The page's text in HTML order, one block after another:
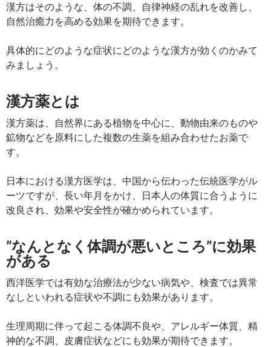
漢方はそのような、体の不調、自律神経の乱れを改善し、
自然治癒力を高める効果を期待できます。
具体的にどのような症状にどのような漢方が効くのかみて
みましょう。
漢方薬とは
漢方薬は、自然界にある植物を中心に、動物由来のものや
鉱物などを原料にした複数の生薬を組み合わせたお薬で
す。
日本における漢方医学は、中国から伝わった伝統医学がル
ーツですが、長い年月をかけ、日本人の体質に合うように
改良され、効果や安全性が確かめられています。
”なんとなく体調が悪いところ”に効果
がある
西洋医学では有効な治療法が少ない病気や、検査では異常
なしといわれる症状や不調にも効果があります。
生理周期に伴って起こる体調不良や、アレルギー体質、精
神的な不調、皮膚症状などにも効果が期待できます。